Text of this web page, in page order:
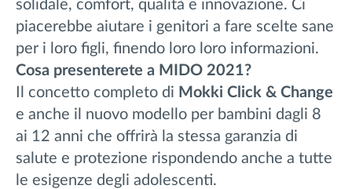
solidale, comfort, qualità e innovazione. Ci
piacerebbe aiutare i genitori a fare scelte sane
per i loro figli, finendo loro loro informazioni.
Cosa presenterete a MIDO 2021?
Il concetto completo di Mokki Click & Change
e anche il nuovo modello per bambini dagli 8
ai 12 anni che offrirà la stessa garanzia di
salute e protezione rispondendo anche a tutte
le esigenze degli adolescenti.